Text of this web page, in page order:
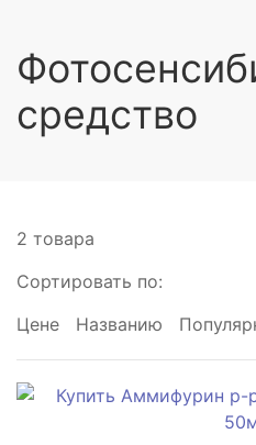
средство
2 товара
Сортировать по:
Цене
Названию